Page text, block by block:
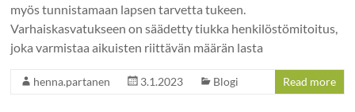
myös tunnistamaan lapsen tarvetta tukeen.
Varhaiskasvatukseen on säädetty tiukka henkilöstömitoitus,
joka varmistaa aikuisten riittävän määrän lasta
henna.partanen 3.1.2023 Blogi Read more